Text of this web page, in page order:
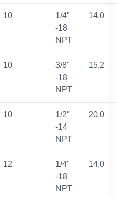
10
1/4"
-18
NPT
14,0
10
3/8"
-18
NPT
15,2
10
1/2″
-14
NPT
20,0
12
1/4"
-18
NPT
14,0